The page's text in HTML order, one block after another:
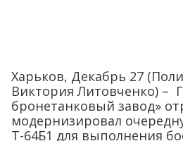
Харьков, Декабрь 27
Виктория Литовченко) –
бронетанковый завод»
модернизировал
Т-64Б1 для выполнения